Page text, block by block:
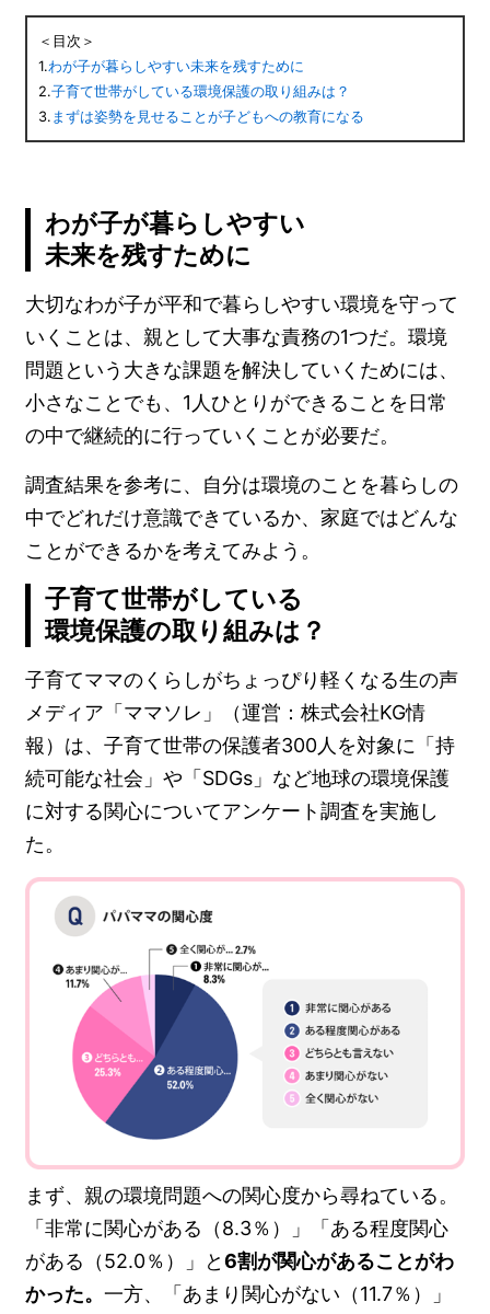
＜目次＞
1.わが子が暮らしやすい未来を残すために
2.子育て世帯がしている環境保護の取り組みは？
3. まずは姿勢を見せることが子どもへの教育になる
わが子が暮らしやすい
未来を残すために
大切なわが子が平和で暮らしやすい環境を守って
いくことは、親として大事な責務の1つだ。環境
問題という大きな課題を解決していくためには、
小さなことでも、1人ひとりができることを日常
の中で継続的に行っていくことが必要だ。
調査結果を参考に、自分は環境のことを暮らしの
中でどれだけ意識できているか、家庭ではどんな
ことができるかを考えてみよう。
子育て世帯がしている
環境保護の取り組みは？
子育てママのくらしがちょっぴり軽くなる生の声
メディア「ママソレ」（運営：株式会社KG情
報）は、子育て世帯の保護者300人を対象に「持
続可能な社会」や「SDGs」など地球の環境保護
に対する関心についてアンケート調査を実施し
た。
まず、親の環境問題への関心度から尋ねている。
「非常に関心がある（8.3％）」「ある程度関心
がある（52.0％）」と6割が関心があることがわ
かった。一方、「あまり関心がない（11.7％）」